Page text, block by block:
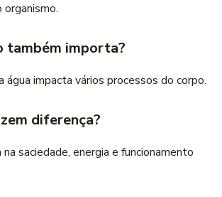
também importa?
água impacta vários processos do corpo.
diferença?
na saciedade, energia e funcionamento